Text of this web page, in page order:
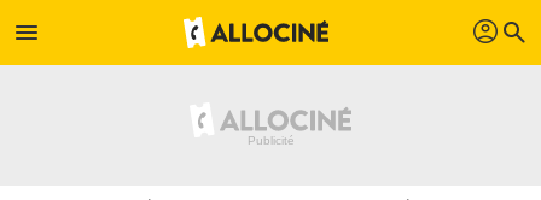
menu profil search